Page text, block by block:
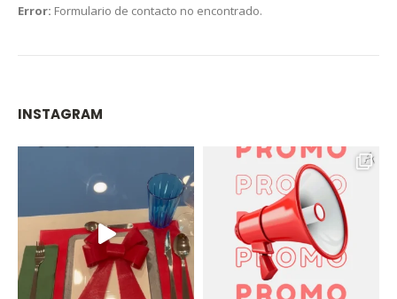
Error: Formulario de contacto no encontrado.
INSTAGRAM